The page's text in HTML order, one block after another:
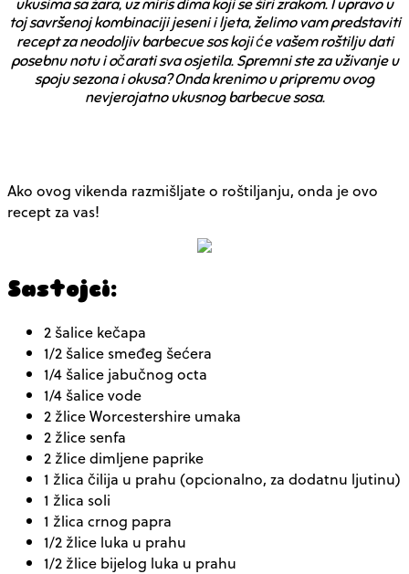
ukusima sa žara, uz miris dima koji se širi zrakom. I upravo u
toj savršenoj kombinaciji jeseni i ljeta, želimo vam predstaviti
recept za neodoljiv barbecue sos koji će vašem roštilju dati
posebnu notu i očarati sva osjetila. Spremni ste za uživanje u
spoju sezona i okusa? Onda krenimo u pripremu ovog
nevjerojatno ukusnog barbecue sosa.
Ako ovog vikenda razmišljate o roštiljanju, onda je ovo
recept za vas!
Sastojci:
2 šalice kečapa
1/2 šalice smeđeg šećera
1/4 šalice jabučnog octa
1/4 šalice vode
2 žlice Worcestershire umaka
2 žlice senfa
2 žlice dimljene paprike
1 žlica čilija u prahu (opcionalno, za dodatnu ljutinu)
1 žlica soli
1 žlica crnog papra
1/2 žlice luka u prahu
1/2 žlice bijelog luka u prahu